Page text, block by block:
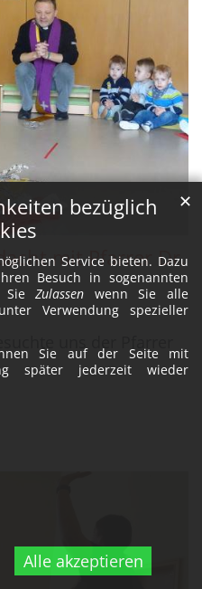
bezüglich
Service bieten. Dazu
Besuch in sogenannten
SieZulassen wenn Sie alle
Verwendung spezieller
Sie auf der Seite mit
später jederzeit wieder
Alle akzeptieren
✕
mit Pfarrer Dr.